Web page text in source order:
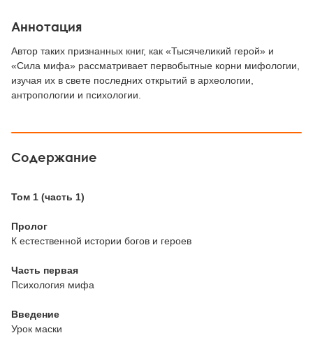
Аннотация
Автор таких признанных книг, как «Тысячеликий герой» и
«Сила мифа» рассматривает первобытные корни мифологии,
изучая их в свете последних открытий в археологии,
антропологии и психологии.
Содержание
Том 1 (часть 1)
Пролог
К естественной истории богов и героев
Часть первая
Психология мифа
Введение
Урок маски